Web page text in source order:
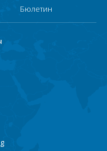
Бюлетин